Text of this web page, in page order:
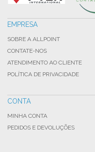
EMPRESA
SOBRE A ALLPOINT
CONTATE-NOS
ATENDIMENTO AO CLIENTE
POLÍTICA DE PRIVACIDADE
CONTA
MINHA CONTA
PEDIDOS E DEVOLUÇÕES